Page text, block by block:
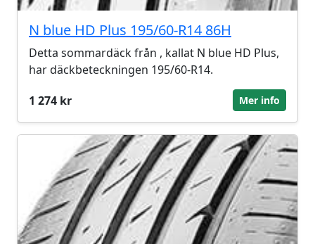
N blue HD Plus 195/60-R14 86H
Detta sommardäck från , kallat N blue HD Plus,
har däckbeteckningen 195/60-R14.
1 274 kr
Mer info